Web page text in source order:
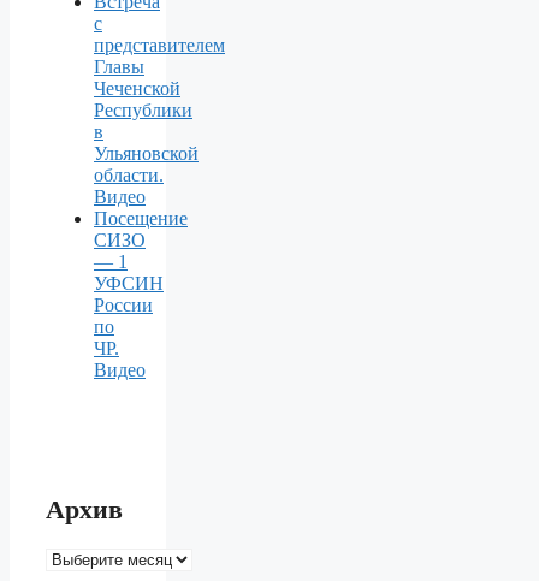
с
представителем
Главы
Чеченской
Республики
в
Ульяновской
области.
Видео
Посещение
СИЗО
— 1
УФСИН
России
по
ЧР.
Видео
Архив
Архив